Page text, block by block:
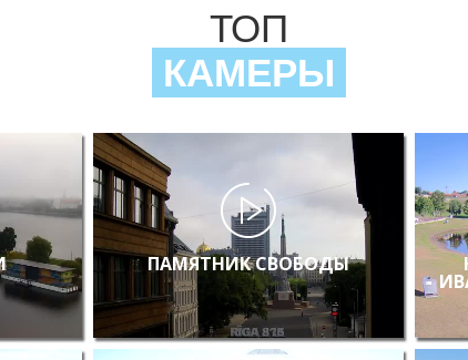
ТОП
КАМЕРЫ
ПАМЯТНИК СВОБОДЫ